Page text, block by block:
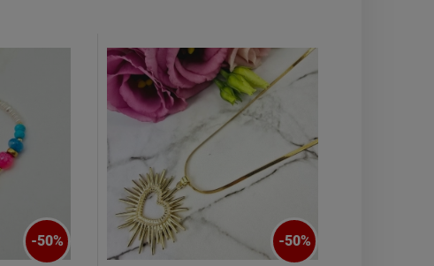
Bransoletka srebrna STAL
CHIRURGICZNA jodełka
cyrkonie
69,00 zł
-50% -50%